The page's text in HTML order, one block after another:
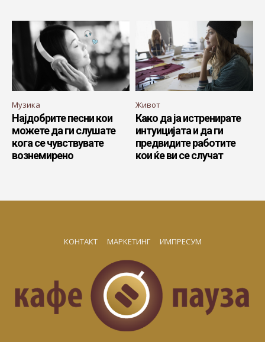
Музика
Најдобрите песни кои
можете да ги слушате
кога се чувствувате
вознемирено
Живот
Како да ја истренирате
интуицијата и да ги
предвидите работите
кои ќе ви се случат
КОНТАКТ МАРКЕТИНГ ИМПРЕСУМ